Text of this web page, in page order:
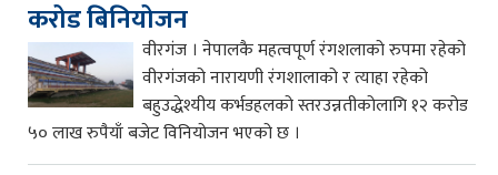
करोड बिनियोजन
वीरगंज । नेपालकै महत्वपूर्ण रंगशलाको रुपमा रहेको
वीरगंजको नारायणी रंगशालाको र त्याहा रहेको
बहुउद्धेश्यीय कर्भडहलको स्तरउन्नतीकोलागि १२ करोड
५० लाख रुपैयाँ बजेट विनियोजन भएको छ ।